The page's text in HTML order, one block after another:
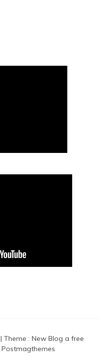
| Theme : New Blog a free
Postmagthemes